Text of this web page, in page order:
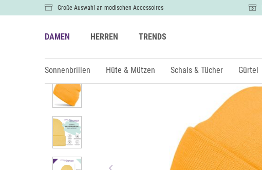
Große Auswahl an modischen Accessoires
DAMEN HERREN TRENDS
Sonnenbrillen Hüte & Mützen Schals & Tücher Gürtel